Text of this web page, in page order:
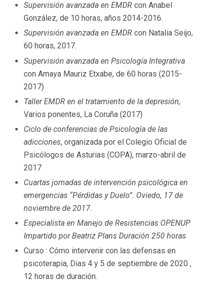
Supervisión avanzada en EMDRcon Anabel
González, de 10 horas, años 2014-2016.
Supervisión avanzada en EMDRcon Natalia Seijo,
60 horas, 2017.
Supervisión avanzada en Psicología Integrativa
con Amaya Mauriz Etxabe, de 60 horas (2015-
2017)
Taller EMDR en el tratamiento de la depresión,
Varios ponentes, La Coruña (2017)
Ciclo de conferencias de Psicología de las
adicciones, organizada por el Colegio Oficial de
Psicólogos de Asturias (COPA), marzo-abril de
2017
Cuartas jornadas de intervención psicológica en
emergencias “Pérdidas y Duelo”. Oviedo, 17 de
noviembre de 2017.
Especialista en Manejo de Resistencias OPENUP
Impartido por Beatriz Plans Duración 250 horas
Curso : Cómo intervenir con las defensas en
psicoterapia, Dias 4 y 5 de septiembre de 2020 ,
12 horas de duración.